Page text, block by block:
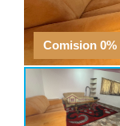
Comision 0%